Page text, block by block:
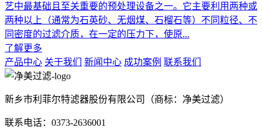
艺中最基础且至关重要的预处理设备之一。它主要利用两种或
两种以上（通常为石英砂、无烟煤、石榴石等）不同粒径、不
同密度的过滤介质，在一定的压力下，使原...
了解更多
产品中心 关于我们 新闻中心 成功案例 联系我们
新乡市利菲尔特滤器股份有限公司（商标：净美过滤）
联系电话：0373-2636001